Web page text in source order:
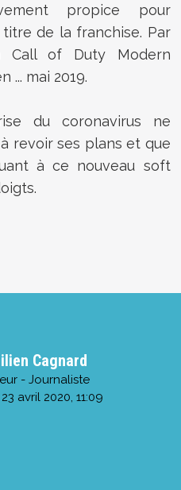
propice pour
de la franchise. Par
Call of Duty Modern
... mai 2019.
du coronavirus ne
revoir ses plans et que
à ce nouveau soft
Cagnard
- Journaliste
avril 2020, 11:09